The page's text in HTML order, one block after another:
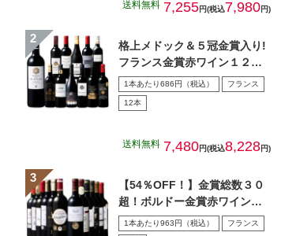
送料無料 7,255円(税込7,980円)
格上メドック＆５冠金賞入り!
フランス金賞赤ワイン１２本
セット 第１０８弾
1本あたり686円（税込） フランス
12本
送料無料 7,480円(税込8,228円)
【54％OFF！】金賞総数３０
超！ボルドー金賞赤ワイン１
２本セット 第１5弾
1本あたり963円（税込） フランス